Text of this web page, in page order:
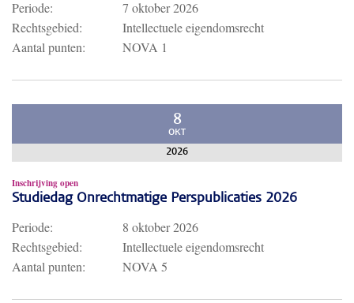
Periode:
7 oktober 2026
Rechtsgebied:
Intellectuele eigendomsrecht
Aantal punten:
NOVA 1
8
OKT
2026
Inschrijving open
Studiedag Onrechtmatige Perspublicaties 2026
Periode:
8 oktober 2026
Rechtsgebied:
Intellectuele eigendomsrecht
Aantal punten:
NOVA 5